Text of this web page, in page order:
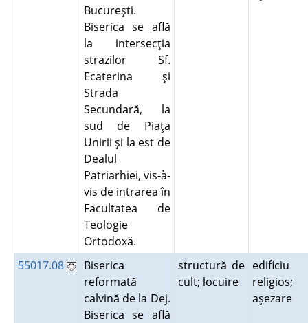
Bucureşti.
Biserica se află
la intersecţia
strazilor Sf.
Ecaterina şi
Strada
Secundară, la
sud de Piaţa
Unirii şi la est de
Dealul
Patriarhiei, vis-à-
vis de intrarea în
Facultatea de
Teologie
Ortodoxă.
55017.08
Biserica
reformată
calvină de la Dej.
Biserica se află
structură de
cult; locuire
edificiu
religios;
aşezare